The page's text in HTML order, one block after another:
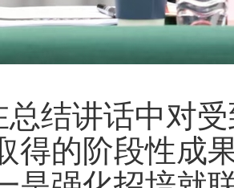
总结讲话中对
得的阶段性成